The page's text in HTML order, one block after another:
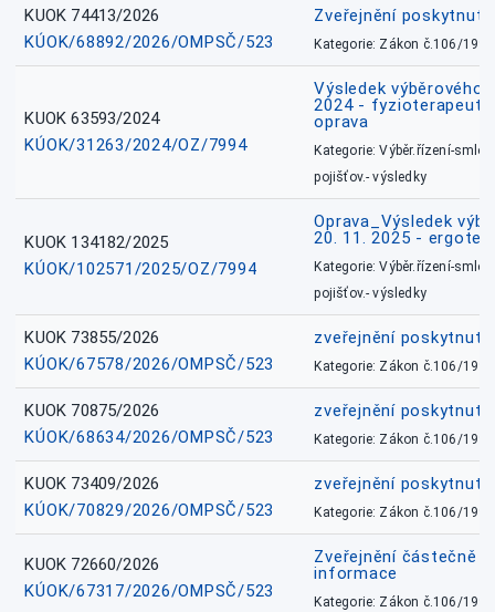
KUOK 74413/2026
KÚOK/68892/2026/OMPSČ/523
Zveřejnění
Kategorie: Zákon č.106/1999
KUOK 63593/2024
KÚOK/31263/2024/OZ/7994
Výsledek výběrového
2024 - fyzioterapeut,
oprava
Kategorie: Výběr.řízení-
pojišťov.- výsledky
KUOK 134182/2025
KÚOK/102571/2025/OZ/7994
Oprava_Výsledek
20. 11. 2025 -
Kategorie: Výběr.řízení-
pojišťov.- výsledky
KUOK 73855/2026
KÚOK/67578/2026/OMPSČ/523
zveřejnění
Kategorie: Zákon č.106/1999
KUOK 70875/2026
KÚOK/68634/2026/OMPSČ/523
zveřejnění
Kategorie: Zákon č.106/1999
KUOK 73409/2026
KÚOK/70829/2026/OMPSČ/523
zveřejnění
Kategorie: Zákon č.106/1999
KUOK 72660/2026
KÚOK/67317/2026/OMPSČ/523
Zveřejnění částečně
informace
Kategorie: Zákon č.106/1999